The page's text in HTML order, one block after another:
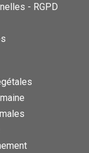
- RGPD